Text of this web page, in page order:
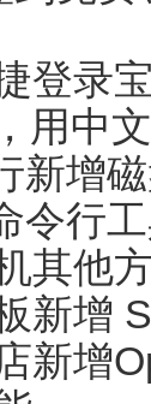
登录
用中
新增
令行
其他
新增
新增